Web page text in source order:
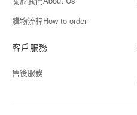
購物流程How to order
客戶服務
售後服務